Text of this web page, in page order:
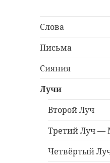
Слова
Письма
Сияния
Лучи
Второй Луч
Третий Луч —
Четвёртый